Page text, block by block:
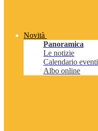
Novità
Panoramica
Le notizie
Calendario eventi
Albo online